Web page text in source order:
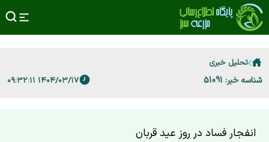
تحلیل خبری
شناسه خبر: 51091 ۱۴۰۴/۰۳/۱۷ ۰۹:۳۲:۱۱
انفجار فساد در روز عید قربان